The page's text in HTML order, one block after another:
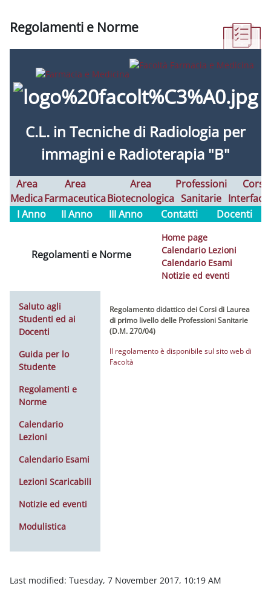
Regolamenti e Norme
C.L. in Tecniche di Radiologia per
immagini e Radioterapia "B"
Area
Medica
Area
Farmaceutica
Area
Biotecnologica
Professioni
Sanitarie
Corsi
I Anno
II Anno III Anno Contatti Docenti
Regolamenti e Norme
Home page
Calendario Lezioni
Calendario Esami
Notizie ed eventi
Saluto agli
Studenti ed ai
Docenti
Guida per lo
Studente
Regolamenti e
Norme
Calendario
Lezioni
Calendario Esami
Lezioni Scaricabili
Notizie ed eventi
Modulistica
Regolamento didattico dei Corsi di Laurea
di primo livello delle Professioni Sanitarie
(D.M. 270/04)
Il regolamento è disponibile sul sito web di
Facoltà
Last modified: Tuesday, 7 November 2017, 10:19 AM